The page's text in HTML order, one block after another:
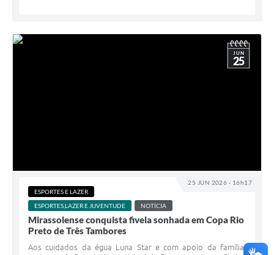
25 JUN 2026 - 16h17
JUN
25
ESPORTES E LAZER
ESPORTES,LAZER E JUVENTUDE
NOTÍCIA
Mirassolense conquista fivela sonhada em Copa Rio
Preto de Três Tambores
Aos cuidados da égua Luna Star e com apoio da família,